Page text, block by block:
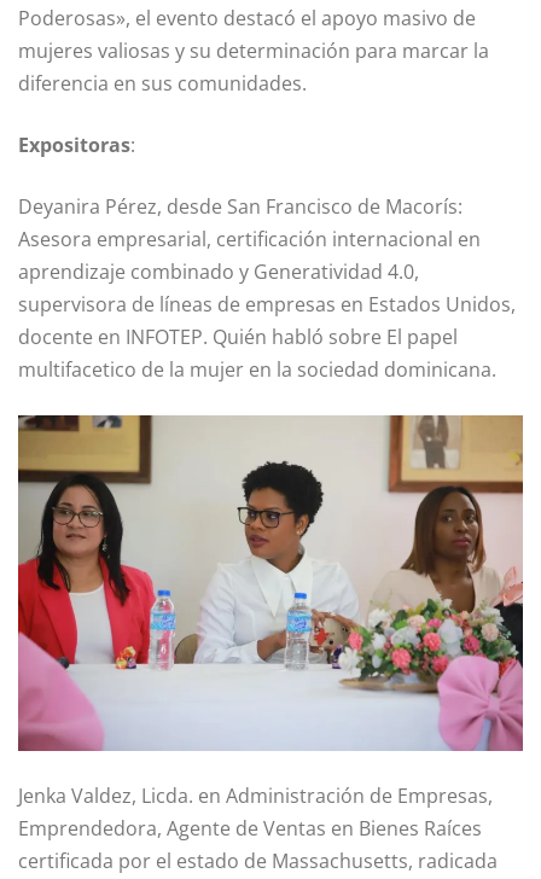
Poderosas», el evento destacó el apoyo masivo de
mujeres valiosas y su determinación para marcar la
diferencia en sus comunidades.
Expositoras:
Deyanira Pérez, desde San Francisco de Macorís:
Asesora empresarial, certificación internacional en
aprendizaje combinado y Generatividad 4.0,
supervisora de líneas de empresas en Estados Unidos,
docente en INFOTEP. Quién habló sobre El papel
multifacetico de la mujer en la sociedad dominicana.
Jenka Valdez, Licda. en Administración de Empresas,
Emprendedora, Agente de Ventas en Bienes Raíces
certificada por el estado de Massachusetts, radicada